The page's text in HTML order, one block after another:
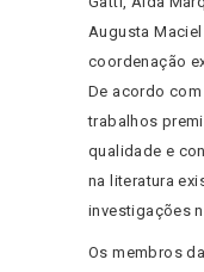
Augusta
coordenação
De acordo
trabalhos
qualidade e
na literatura
investigações
Os membros